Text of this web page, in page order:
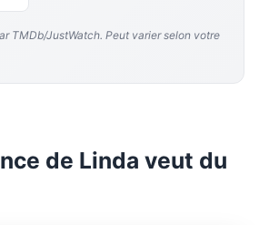
TMDb/JustWatch. Peut varier selon votre
de Linda veut du